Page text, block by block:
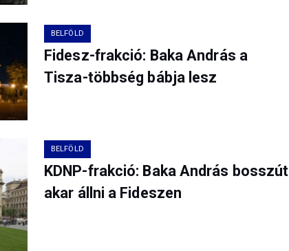
BELFÖLD
Fidesz-frakció: Baka András a
Tisza-többség bábja lesz
BELFÖLD
KDNP-frakció: Baka András bosszút
akar állni a Fideszen